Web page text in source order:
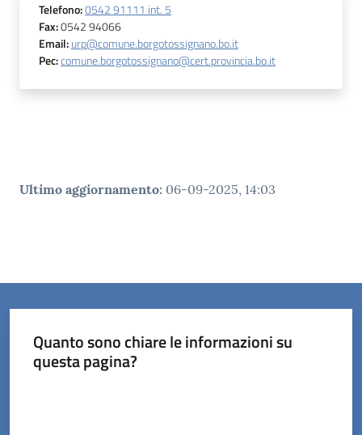
Telefono:0542 91111 int. 5
Fax:0542 94066
Email:urp@comune.borgotossignano.bo.it
Pec:comune.borgotossignano@cert.provincia.bo.it
Ultimo aggiornamento: 06-09-2025, 14:03
Quanto sono chiare le informazioni su
questa pagina?